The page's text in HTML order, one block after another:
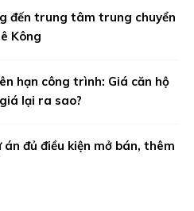
đến trung tâm trung chuyển
Kông
hạn công trình: Giá căn hộ
lại ra sao?
đủ điều kiện mở bán, thêm